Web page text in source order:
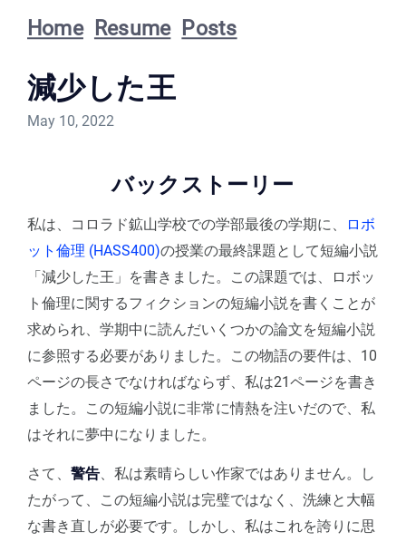
Home Resume Posts
減少した王
May 10, 2022
バックストーリー
私は、コロラド鉱山学校での学部最後の学期に、
ロボ
ット倫理 (HASS400)の授業の最終課題として短編小説
「減少した王」を書きました。この課題では、ロボッ
ト倫理に関するフィクションの短編小説を書くことが
求められ、学期中に読んだいくつかの論文を短編小説
に参照する必要がありました。この物語の要件は、10
ページの長さでなければならず、私は21ページを書き
ました。この短編小説に非常に情熱を注いだので、私
はそれに夢中になりました。
さて、 警告 、私は素晴らしい作家ではありません。し
たがって、この短編小説は完璧ではなく、洗練と大幅
な書き直しが必要です。しかし、私はこれを誇りに思